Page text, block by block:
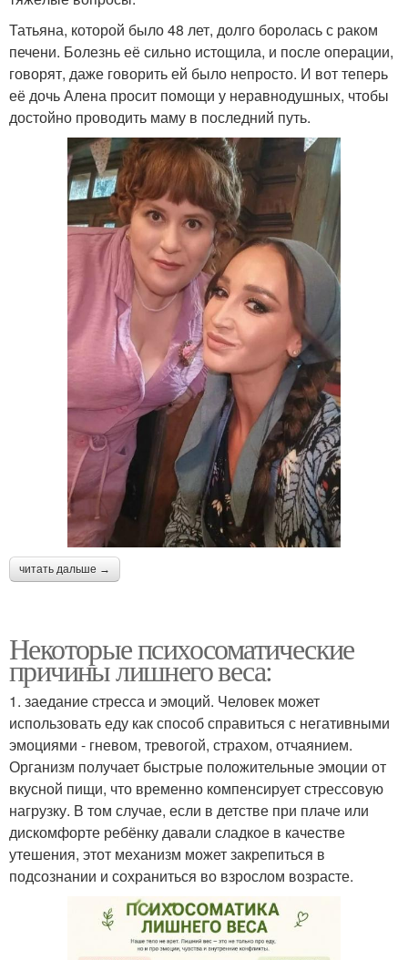
Татьяна, которой было 48 лет, долго боролась с раком
печени. Болезнь её сильно истощила, и после операции,
говорят, даже говорить ей было непросто. И вот теперь
её дочь Алена просит помощи у неравнодушных, чтобы
достойно проводить маму в последний путь.
читать дальше →
Некоторые психосоматические
причины лишнего веса:
1. заедание стресса и эмоций. Человек может
использовать еду как способ справиться с негативными
эмоциями - гневом, тревогой, страхом, отчаянием.
Организм получает быстрые положительные эмоции от
вкусной пищи, что временно компенсирует стрессовую
нагрузку. В том случае, если в детстве при плаче или
дискомфорте ребёнку давали сладкое в качестве
утешения, этот механизм может закрепиться в
подсознании и сохраниться во взрослом возрасте.